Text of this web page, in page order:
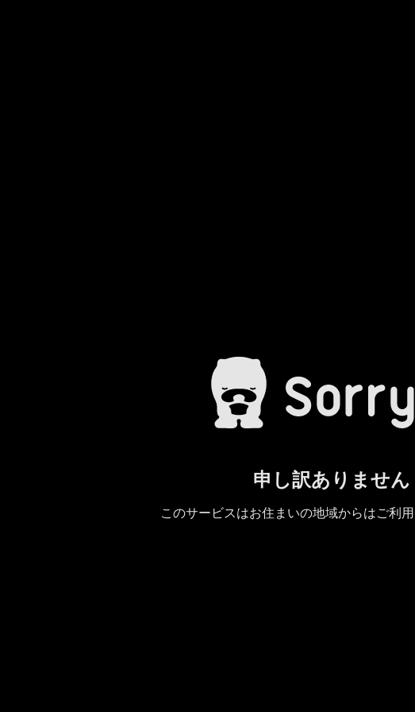
申し訳ありません
このサービスはお住まいの地域からはご利用